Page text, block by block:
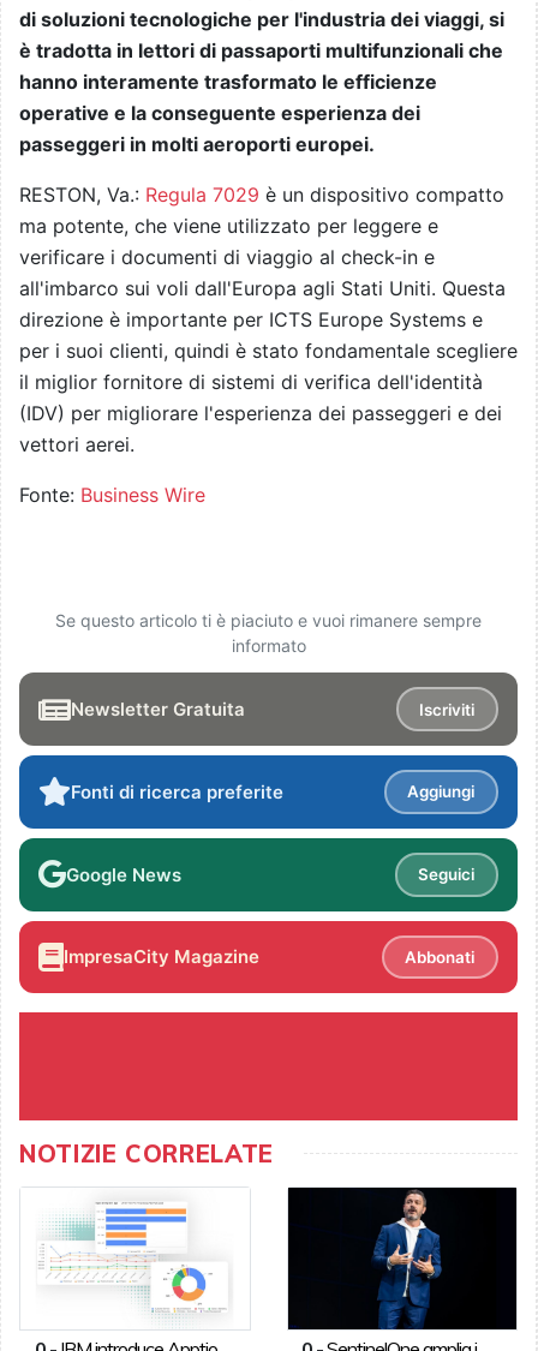
di soluzioni tecnologiche per l'industria dei viaggi, si
è tradotta in lettori di passaporti multifunzionali che
hanno interamente trasformato le efficienze
operative e la conseguente esperienza dei
passeggeri in molti aeroporti europei.
RESTON, Va.: Regula 7029 è un dispositivo compatto
ma potente, che viene utilizzato per leggere e
verificare i documenti di viaggio al check-in e
all'imbarco sui voli dall'Europa agli Stati Uniti. Questa
direzione è importante per ICTS Europe Systems e
per i suoi clienti, quindi è stato fondamentale scegliere
il miglior fornitore di sistemi di verifica dell'identità
(IDV) per migliorare l'esperienza dei passeggeri e dei
vettori aerei.
Fonte: Business Wire
Se questo articolo ti è piaciuto e vuoi rimanere sempre
informato
Newsletter Gratuita Iscriviti
Fonti di ricerca preferite Aggiungi
Google News Seguici
ImpresaCity Magazine Abbonati
NOTIZIE CORRELATE